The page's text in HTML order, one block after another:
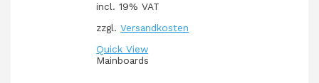
incl. 19% VAT
zzgl.Versandkosten
Quick View
Mainboards